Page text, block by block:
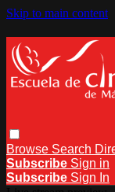
Skip to main content
Browse Search
Subscribe Sign in
Subscribe Sign In